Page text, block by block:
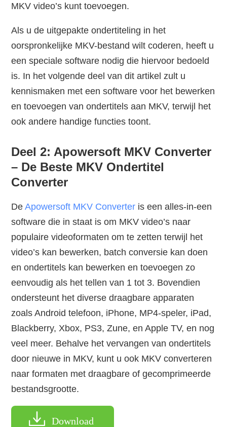
MKV video’s kunt toevoegen.
Als u de uitgepakte ondertiteling in het
oorspronkelijke MKV-bestand wilt coderen, heeft u
een speciale software nodig die hiervoor bedoeld
is. In het volgende deel van dit artikel zult u
kennismaken met een software voor het bewerken
en toevoegen van ondertitels aan MKV, terwijl het
ook andere handige functies toont.
Deel 2: Apowersoft MKV Converter
– De Beste MKV Ondertitel
Converter
DeApowersoft MKV Converter is een alles-in-een
software die in staat is om MKV video’s naar
populaire videoformaten om te zetten terwijl het
video’s kan bewerken, batch conversie kan doen
en ondertitels kan bewerken en toevoegen zo
eenvoudig als het tellen van 1 tot 3. Bovendien
ondersteunt het diverse draagbare apparaten
zoals Android telefoon, iPhone, MP4-speler, iPad,
Blackberry, Xbox, PS3, Zune, en Apple TV, en nog
veel meer. Behalve het vervangen van ondertitels
door nieuwe in MKV, kunt u ook MKV converteren
naar formaten met draagbare of gecomprimeerde
bestandsgrootte.
Download